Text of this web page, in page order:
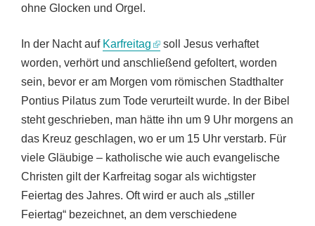
ohne Glocken und Orgel.
In der Nacht auf Karfreitag
soll Jesus verhaftet
worden, verhört und anschließend gefoltert, worden
sein, bevor er am Morgen vom römischen Stadthalter
Pontius Pilatus zum Tode verurteilt wurde. In der Bibel
steht geschrieben, man hätte ihn um 9 Uhr morgens an
das Kreuz geschlagen, wo er um 15 Uhr verstarb. Für
viele Gläubige – katholische wie auch evangelische
Christen gilt der Karfreitag sogar als wichtigster
Feiertag des Jahres. Oft wird er auch als „stiller
Feiertag“ bezeichnet, an dem verschiedene